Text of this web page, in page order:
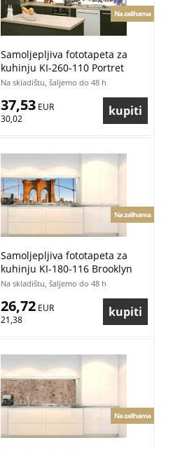
Samoljepljiva fototapeta za
kuhinju KI-260-110 Portret
pasa | 260 x 60 cm
Na zalihama
Na skladištu, šaljemo do 48 h
37,53 EUR
30,02
Samoljepljiva fototapeta za
kuhinju KI-180-116 Brooklyn
Bridge | 180 x 60 cm
Na zalihama
Na skladištu, šaljemo do 48 h
26,72 EUR
21,38
Na zalihama